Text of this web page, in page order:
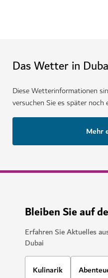
Das Wetter in
Diese Wetterinformationen
versuchen Sie es später noch
Mehr
Bleiben Sie auf
Erfahren Sie Aktuelles
Dubai
Kulinarik